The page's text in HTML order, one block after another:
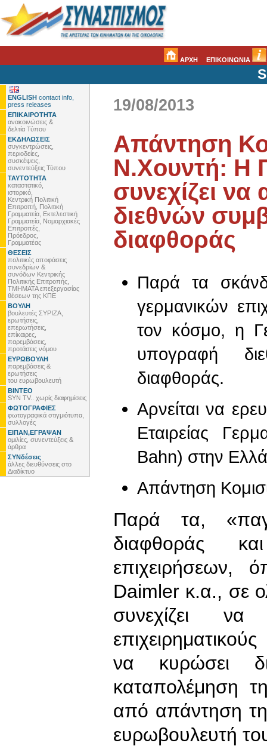
ΑΡΧΗ ΕΠΙΚΟΙΝΩΝΙΑ
ENGLISH contact info,
press releases
ΕΠΙΚΑΙΡΟΤΗΤΑ
ανακοινώσεις &
δελτία Τύπου
ΕΚΔΗΛΩΣΕΙΣ
συγκεντρώσεις,
περιοδείες,
συσκέψεις,
συνεντεύξεις Τύπου
ΤΑΥΤΟΤΗΤΑ
καταστατικό,
ιστορικό,
Κεντρική Πολιτική
Επιτροπή, Πολιτική
Γραμματεία, Εκτελεστική
Γραμματεία, Νομαρχιακές
Επιτροπές,
Πρόεδρος,
Γραμματέας
ΘΕΣΕΙΣ
πολιτικές αποφάσεις
συνεδρίων &
συνόδων Κεντρικής
Πολιτικής Επιτροπής,
ΤΜΗΜΑΤΑ επεξεργασίας
θέσεων της ΚΠΕ
ΒΟΥΛΗ
βουλευτές ΣΥΡΙΖΑ,
ερωτήσεις,
επερωτήσεις,
επίκαιρες,
παρεμβάσεις,
προτάσεις νόμου
ΕΥΡΩΒΟΥΛΗ
παρεμβάσεις &
ερωτήσεις
του ευρωβουλευτή
ΒΙΝΤΕΟ
SYN TV.. χωρίς διαφημίσεις
ΦΩΤΟΓΡΑΦΙΕΣ
φωτογραφικά στιγμιότυπα,
συλλογές
ΕΙΠΑΝ,ΕΓΡΑΨΑΝ
ομιλίες, συνεντεύξεις &
άρθρα
ΣΥΝδέσεις
άλλες διευθύνσεις στο
Διαδίκτυο
19/08/2013
Απάντηση
Ν.Χουντή: Η
συνεχίζει
διεθνών
διαφθοράς
Παρά τα
γερμανικών
τον κόσμο, η
υπογραφή
διαφθοράς.
Αρνείται να
Εταιρείας
Bahn) στην
Απάντηση
Παρά τα,
διαφθοράς
Daimler κ.α., σε
συνεχίζει να
να κυρώσει
καταπολέμηση
από απάντηση
ευρωβουλευτή